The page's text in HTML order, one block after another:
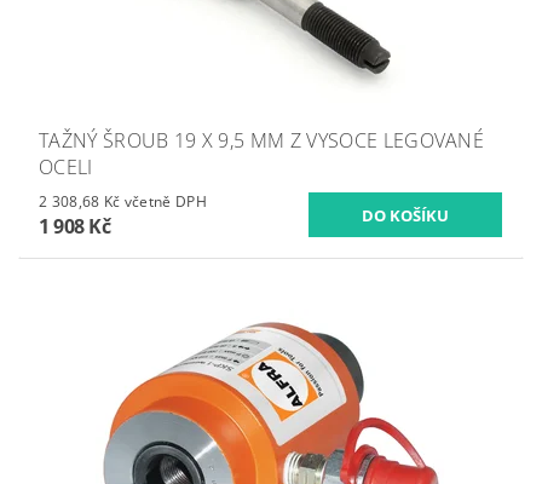
TAŽNÝ ŠROUB 19 X 9,5 MM Z VYSOCE LEGOVANÉ
OCELI
2 308,68 Kč včetně DPH
1 908 Kč